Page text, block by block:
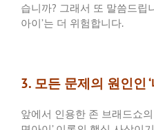
습니까? 그래서 또 말씀드립
아이’는 더 위험합니다.
3. 모든 문제의 원인인
앞에서 인용한 존 브래드쇼